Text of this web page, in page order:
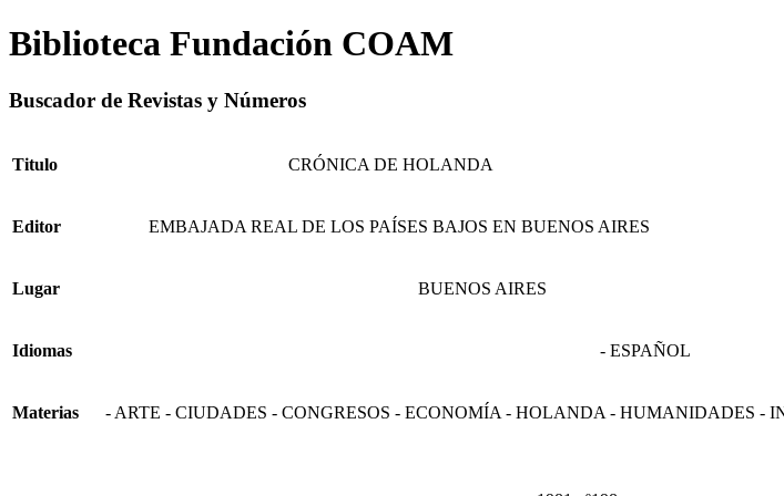
Biblioteca Fundación COAM
Buscador de Revistas y Números
Titulo CRÓNICA DE HOLANDA
Editor EMBAJADA REAL DE LOS PAÍSES BAJOS EN BUENOS AIRES
Lugar BUENOS AIRES
Idiomas - ESPAÑOL
Materias - ARTE - CIUDADES - CONGRESOS - ECONOMÍA - HOLANDA - HUMANIDADES -